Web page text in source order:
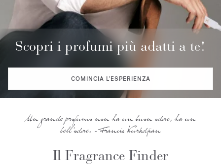
Scopri i profumi più adatti a te!
COMINCIA L'ESPERIENZA
Un grande profumo non ha un buon odore, ha un
bell'odore. - Francis Kurkdjian
Il Fragrance Finder